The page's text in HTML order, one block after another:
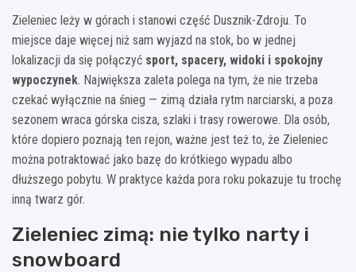
Zieleniec leży w górach i stanowi część Dusznik-Zdroju. To
miejsce daje więcej niż sam wyjazd na stok, bo w jednej
lokalizacji da się połączyć sport, spacery, widoki i spokojny
wypoczynek. Największa zaleta polega na tym, że nie trzeba
czekać wyłącznie na śnieg — zimą działa rytm narciarski, a poza
sezonem wraca górska cisza, szlaki i trasy rowerowe. Dla osób,
które dopiero poznają ten rejon, ważne jest też to, że Zieleniec
można potraktować jako bazę do krótkiego wypadu albo
dłuższego pobytu. W praktyce każda pora roku pokazuje tu trochę
inną twarz gór.
Zieleniec zimą: nie tylko narty i
snowboard